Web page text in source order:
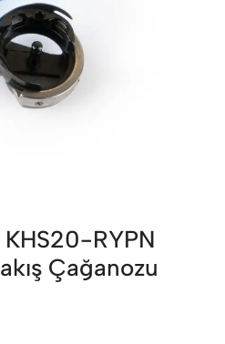
RYPN
Çağanozu